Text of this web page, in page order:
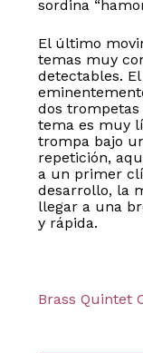
sordina
El último
temas muy
detectables.
dos
tema es muy
trompa bajo
repetición,
a un primer
desarrollo, la
llegar a una
y rápida.
Brass Quintet